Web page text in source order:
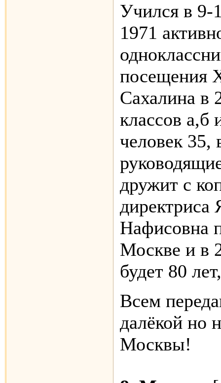
Учился в 9-
1971
посещения
Сахалина в
классов а,б
человек 35,
дружит с
директриса
Нафисовна
Москве и в
будет 80
Всем
далёкой но
Москвы!